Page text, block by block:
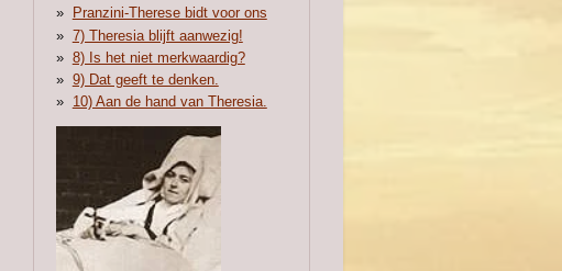
Pranzini-Therese bidt voor ons
7) Theresia blijft aanwezig!
8) Is het niet merkwaardig?
9) Dat geeft te denken.
10) Aan de hand van Theresia.